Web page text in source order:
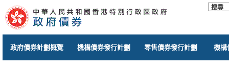
政府債券計劃概覽 機構債券發行計劃 零售債券發行計劃 機構